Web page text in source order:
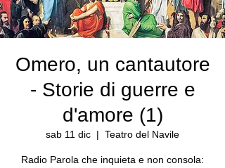
Omero, un cantautore
- Storie di guerre e
d'amore (1)
sab 11 dic
  |
Teatro del Navile
Radio Parola che inquieta e non consola: